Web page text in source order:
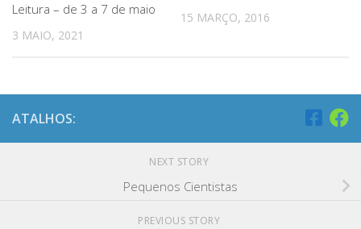
Leitura – de 3 a 7 de maio
3 MAIO, 2021
15 MARÇO, 2016
ATALHOS:
NEXT STORY
Pequenos Cientistas
PREVIOUS STORY